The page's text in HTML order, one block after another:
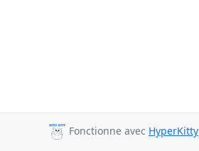
Fonctionne avec HyperKitty